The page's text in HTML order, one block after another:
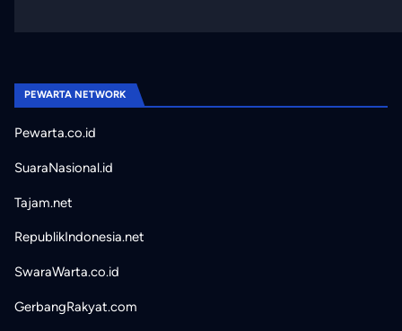
PEWARTA NETWORK
Pewarta.co.id
SuaraNasional.id
Tajam.net
RepublikIndonesia.net
SwaraWarta.co.id
GerbangRakyat.com